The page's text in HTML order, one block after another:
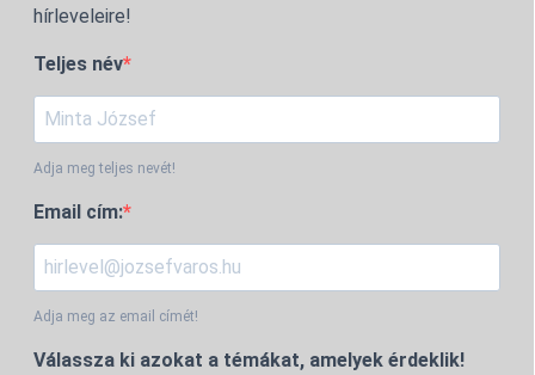
hírleveleire!
Teljes név
Adja meg teljes nevét!
Email cím:
Adja meg az email címét!
Válassza ki azokat a témákat, amelyek érdeklik!